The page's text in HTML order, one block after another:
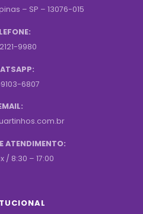
– SP – 13076-015
9980
6807
ATENDIMENTO:
/ 8:30 – 17:00